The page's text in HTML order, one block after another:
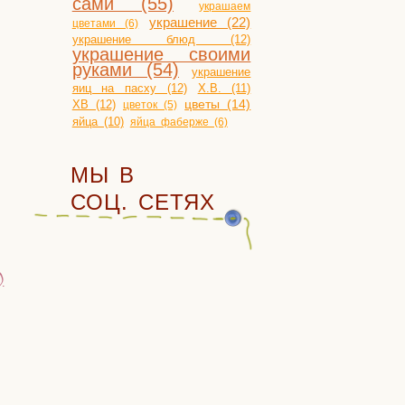
украшаем
цветами (6)
украшение (22)
украшение блюд (12)
украшение своими
руками (54)
украшение
яиц на пасху (12)
Х.В. (11)
ХВ (12) цветок (5)
цветы (14)
яйца (10) яйца фаберже (6)
МЫ В
СОЦ. СЕТЯХ